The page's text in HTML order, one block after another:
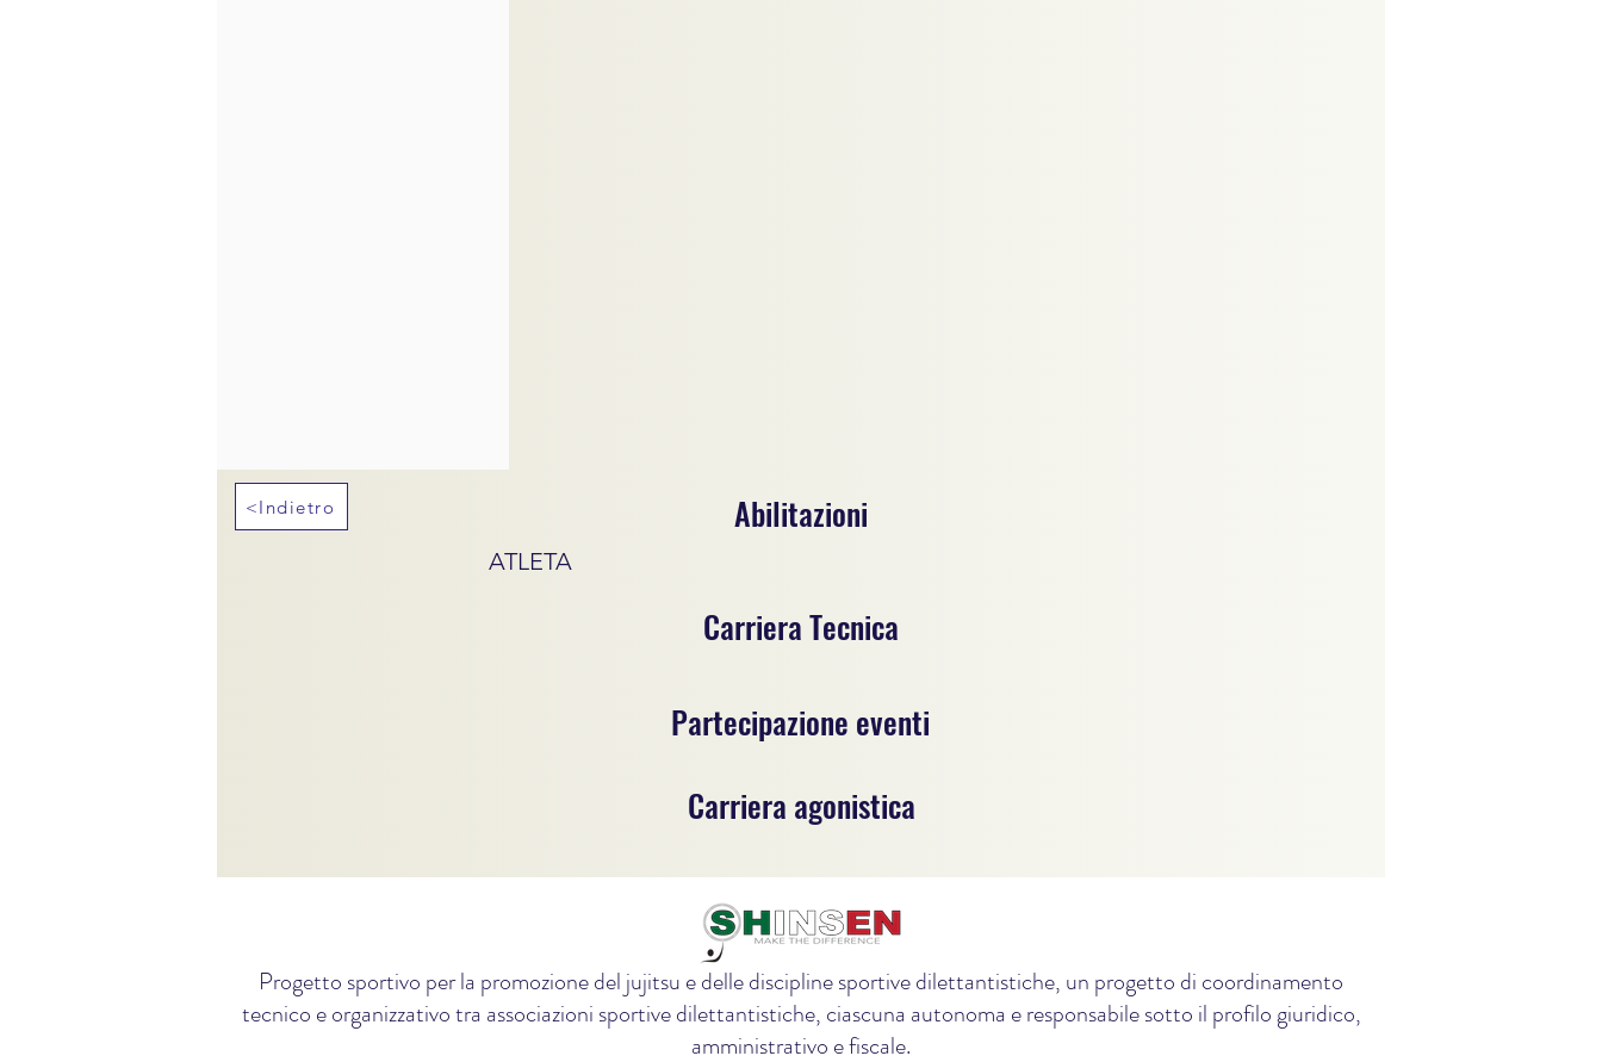
<Indietro Abilitazioni
ATLETA
Carriera Tecnica
Partecipazione eventi
Carriera agonistica
Progetto sportivo per la promozione del jujitsu e delle discipline sportive dilettantistiche, un progetto di coordinamento
tecnico e organizzativo tra associazioni sportive dilettantistiche, ciascuna autonoma e responsabile sotto il profilo giuridico,
amministrativo e fiscale.